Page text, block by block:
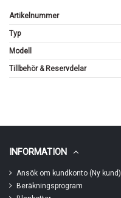
Artikelnummer
Typ
Modell
Tillbehör & Reservdelar
INFORMATION
Ansök om kundkonto (Ny kund)
Beräkningsprogram